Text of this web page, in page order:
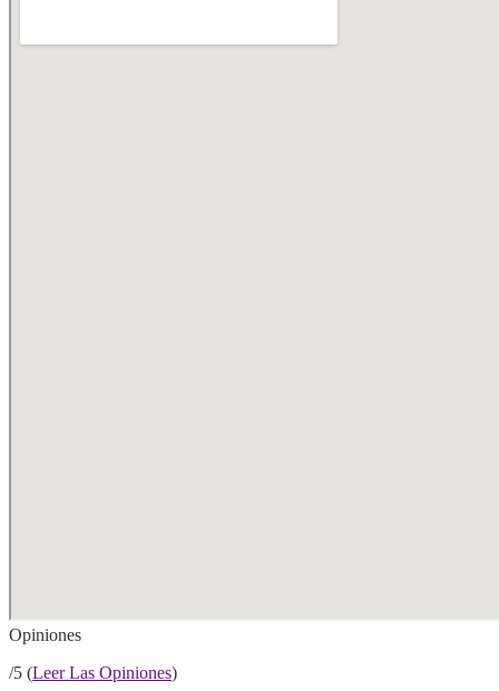
Opiniones
/5 (Leer Las Opiniones)